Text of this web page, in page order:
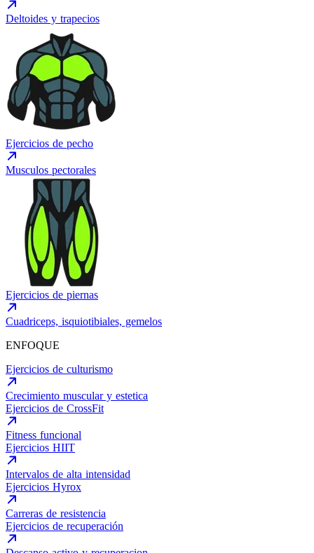
Deltoides y trapecios
Ejercicios de pecho
Musculos pectorales
Ejercicios de piernas
Cuadriceps, isquiotibiales, gemelos
ENFOQUE
Ejercicios de culturismo
Crecimiento muscular y estetica
Ejercicios de CrossFit
Fitness funcional
Ejercicios HIIT
Intervalos de alta intensidad
Ejercicios Hyrox
Carreras de resistencia
Ejercicios de recuperación